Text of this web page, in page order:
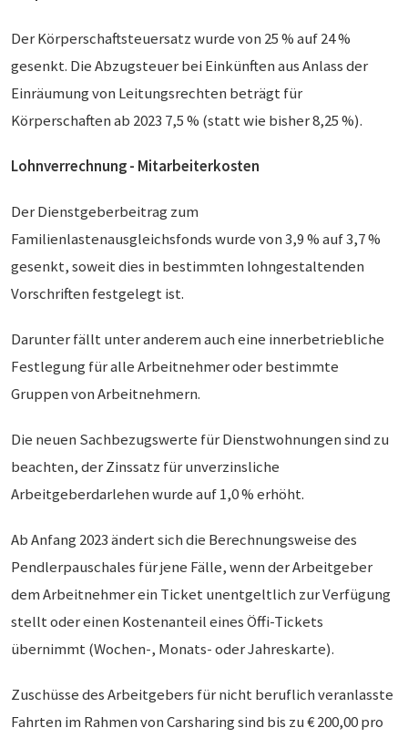
Der Körperschaftsteuersatz wurde von 25 % auf 24 %
gesenkt. Die Abzugsteuer bei Einkünften aus Anlass der
Einräumung von Leitungsrechten beträgt für
Körperschaften ab 2023 7,5 % (statt wie bisher 8,25 %).
Lohnverrechnung - Mitarbeiterkosten
Der Dienstgeberbeitrag zum
Familienlastenausgleichsfonds wurde von 3,9 % auf 3,7 %
gesenkt, soweit dies in bestimmten lohngestaltenden
Vorschriften festgelegt ist.
Darunter fällt unter anderem auch eine innerbetriebliche
Festlegung für alle Arbeitnehmer oder bestimmte
Gruppen von Arbeitnehmern.
Die neuen Sachbezugswerte für Dienstwohnungen sind zu
beachten, der Zinssatz für unverzinsliche
Arbeitgeberdarlehen wurde auf 1,0 % erhöht.
Ab Anfang 2023 ändert sich die Berechnungsweise des
Pendlerpauschales für jene Fälle, wenn der Arbeitgeber
dem Arbeitnehmer ein Ticket unentgeltlich zur Verfügung
stellt oder einen Kostenanteil eines Öffi-Tickets
übernimmt (Wochen-, Monats- oder Jahreskarte).
Zuschüsse des Arbeitgebers für nicht beruflich veranlasste
Fahrten im Rahmen von Carsharing sind bis zu € 200,00 pro